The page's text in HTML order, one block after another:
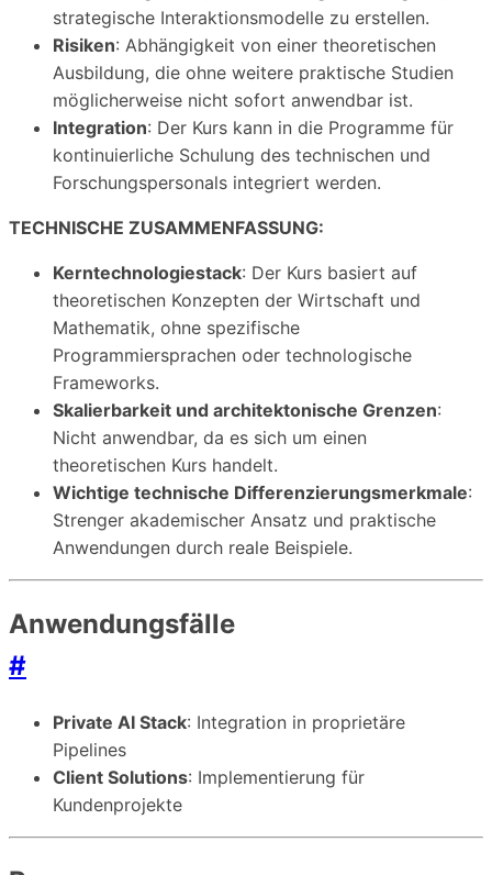
strategische Interaktionsmodelle zu erstellen.
Risiken: Abhängigkeit von einer theoretischen
Ausbildung, die ohne weitere praktische Studien
möglicherweise nicht sofort anwendbar ist.
Integration: Der Kurs kann in die Programme für
kontinuierliche Schulung des technischen und
Forschungspersonals integriert werden.
TECHNISCHE ZUSAMMENFASSUNG:
Kerntechnologiestack: Der Kurs basiert auf
theoretischen Konzepten der Wirtschaft und
Mathematik, ohne spezifische
Programmiersprachen oder technologische
Frameworks.
Skalierbarkeit und architektonische Grenzen:
Nicht anwendbar, da es sich um einen
theoretischen Kurs handelt.
Wichtige technische Differenzierungsmerkmale:
Strenger akademischer Ansatz und praktische
Anwendungen durch reale Beispiele.
Anwendungsfälle
#
Private AI Stack: Integration in proprietäre
Pipelines
Client Solutions: Implementierung für
Kundenprojekte